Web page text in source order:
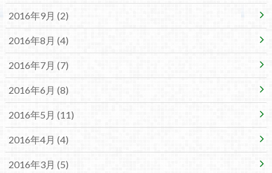
2016年9月 (2)
2016年8月 (4)
2016年7月 (7)
2016年6月 (8)
2016年5月 (11)
2016年4月 (4)
2016年3月 (5)